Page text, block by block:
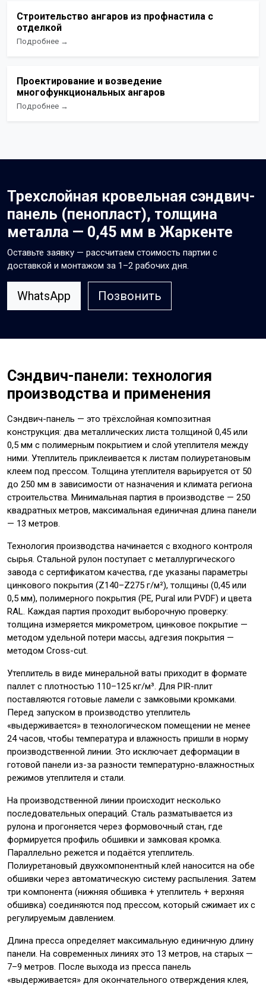
Строительство ангаров из профнастила с
отделкой
Подробнее →
Проектирование и возведение
многофункциональных ангаров
Подробнее →
Трехслойная кровельная сэндвич-
панель (пенопласт), толщина
металла — 0,45 мм в Жаркенте
Оставьте заявку — рассчитаем стоимость партии с
доставкой и монтажом за 1–2 рабочих дня.
WhatsApp Позвонить
Сэндвич-панели: технология
производства и применения
Сэндвич-панель — это трёхслойная композитная
конструкция: два металлических листа толщиной 0,45 или
0,5 мм с полимерным покрытием и слой утеплителя между
ними. Утеплитель приклеивается к листам полиуретановым
клеем под прессом. Толщина утеплителя варьируется от 50
до 250 мм в зависимости от назначения и климата региона
строительства. Минимальная партия в производстве — 250
квадратных метров, максимальная единичная длина панели
— 13 метров.
Технология производства начинается с входного контроля
сырья. Стальной рулон поступает с металлургического
завода с сертификатом качества, где указаны параметры
цинкового покрытия (Z140–Z275 г/м²), толщины (0,45 или
0,5 мм), полимерного покрытия (PE, Pural или PVDF) и цвета
RAL. Каждая партия проходит выборочную проверку:
толщина измеряется микрометром, цинковое покрытие —
методом удельной потери массы, адгезия покрытия —
методом Cross-cut.
Утеплитель в виде минеральной ваты приходит в формате
паллет с плотностью 110–125 кг/м³. Для PIR-плит
поставляются готовые ламели с замковыми кромками.
Перед запуском в производство утеплитель
«выдерживается» в технологическом помещении не менее
24 часов, чтобы температура и влажность пришли в норму
производственной линии. Это исключает деформации в
готовой панели из-за разности температурно-влажностных
режимов утеплителя и стали.
На производственной линии происходит несколько
последовательных операций. Сталь разматывается из
рулона и прогоняется через формовочный стан, где
формируется профиль обшивки и замковая кромка.
Параллельно режется и подаётся утеплитель.
Полиуретановый двухкомпонентный клей наносится на обе
обшивки через автоматическую систему распыления. Затем
три компонента (нижняя обшивка + утеплитель + верхняя
обшивка) соединяются под прессом, который сжимает их с
регулируемым давлением.
Длина пресса определяет максимальную единичную длину
панели. На современных линиях это 13 метров, на старых —
7–9 метров. После выхода из пресса панель
«выдерживается» для окончательного отверждения клея,